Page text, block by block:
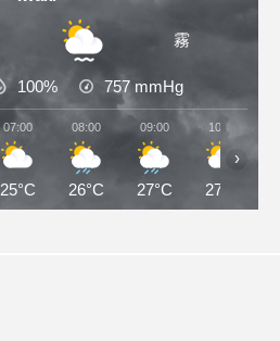
霧
100% 757 mmHg
07:00
25°C
08:00
26°C
09:00
27°C
10:00
27°C
›